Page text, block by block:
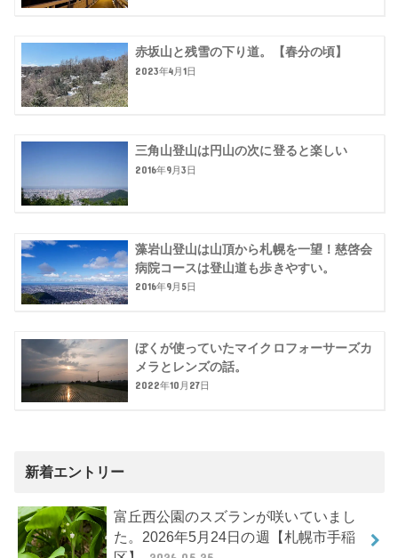
赤坂山と残雪の下り道。【春分の頃】
2023年4月1日
三角山登山は円山の次に登ると楽しい
2016年9月3日
藻岩山登山は山頂から札幌を一望！慈啓会
病院コースは登山道も歩きやすい。
2016年9月5日
ぼくが使っていたマイクロフォーサーズカ
メラとレンズの話。
2022年10月27日
新着エントリー
富丘西公園のスズランが咲いていまし
た。2026年5月24日の週【札幌市手稲